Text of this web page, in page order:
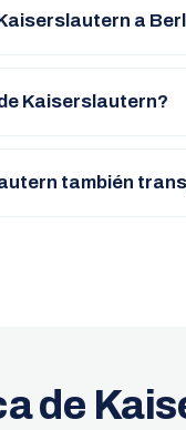
a
Kaiserslautern?
también
de